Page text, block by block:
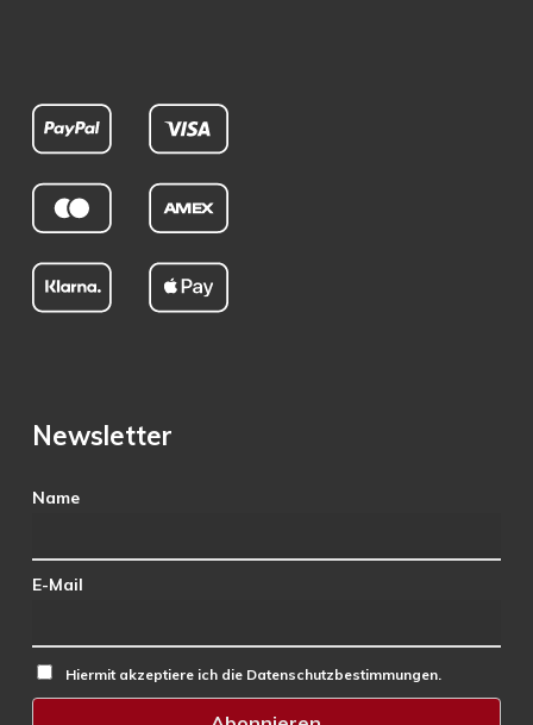
Newsletter
Name
E-Mail
Hiermit akzeptiere ich die Datenschutzbestimmungen.